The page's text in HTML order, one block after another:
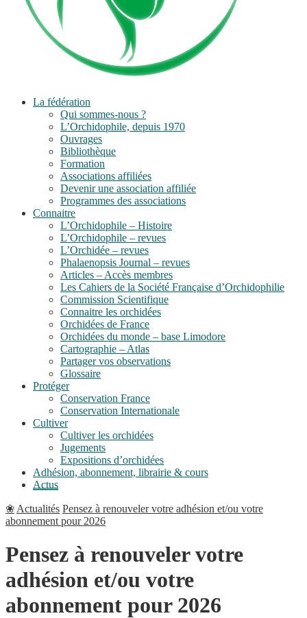
La fédération
Qui sommes-nous ?
L’Orchidophile, depuis 1970
Ouvrages
Bibliothèque
Formation
Associations affiliées
Devenir une association affiliée
Programmes des associations
Connaitre
L’Orchidophile – Histoire
L’Orchidophile – revues
L’Orchidée – revues
Phalaenopsis Journal – revues
Articles – Accès membres
Les Cahiers de la Société Française d’Orchidophilie
Commission Scientifique
Connaitre les orchidées
Orchidées de France
Orchidées du monde – base Limodore
Cartographie – Atlas
Partager vos observations
Glossaire
Protéger
Conservation France
Conservation Internationale
Cultiver
Cultiver les orchidées
Jugements
Expositions d’orchidées
Adhésion, abonnement, librairie & cours
Actus
❀ Actualités Pensez à renouveler votre adhésion et/ou votre
abonnement pour 2026
Pensez à renouveler votre
adhésion et/ou votre
abonnement pour 2026